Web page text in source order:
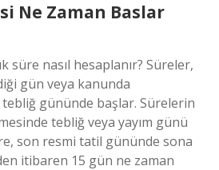
Ne Zaman Baslar
süre nasıl hesaplanır? Süreler,
gün veya kanunda
gününde başlar. Sürelerin
tebliğ veya yayım günü
son resmi tatil gününde sona
itibaren 15 gün ne zaman